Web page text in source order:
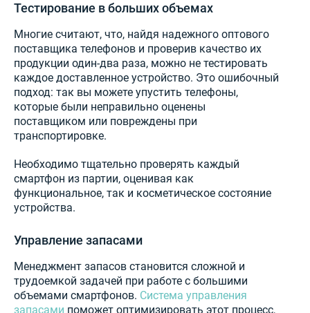
Тестирование в больших объемах
Многие считают, что, найдя надежного оптового
поставщика телефонов и проверив качество их
продукции один-два раза, можно не тестировать
каждое доставленное устройство. Это ошибочный
подход: так вы можете упустить телефоны,
которые были неправильно оценены
поставщиком или повреждены при
транспортировке.
Необходимо тщательно проверять каждый
смартфон из партии, оценивая как
функциональное, так и косметическое состояние
устройства.
Управление запасами
Менеджмент запасов становится сложной и
трудоемкой задачей при работе с большими
объемами смартфонов. Система управления
запасами поможет оптимизировать этот процесс,